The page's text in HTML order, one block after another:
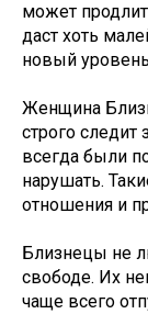
может
даст хоть
новый
Женщина
строго
всегда были
нарушать.
отношения и
Близнецы не
свободе. Их
чаще всего